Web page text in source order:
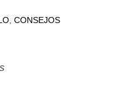
, CONSEJOS